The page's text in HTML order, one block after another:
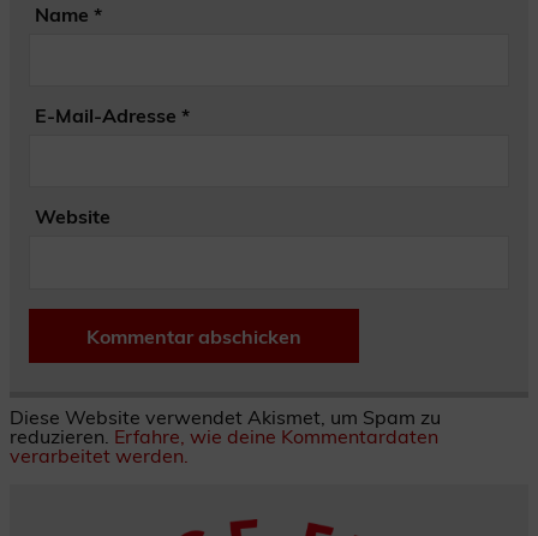
Name *
E-Mail-Adresse *
Website
Diese Website verwendet Akismet, um Spam zu
reduzieren. Erfahre, wie deine Kommentardaten
verarbeitet werden.